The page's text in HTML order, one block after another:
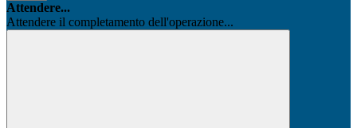
Attendere...
Attendere il completamento dell'operazione...